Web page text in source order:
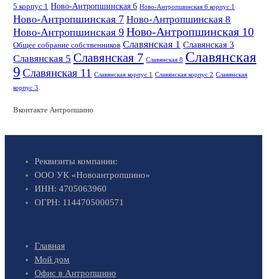
5 корпус 1 Ново-Антропшинская 6 Ново-Антропшинская 6 корпус 1
Ново-Антропшинская 7 Ново-Антропшинская 8
Ново-Антропшинская 9 Ново-Антропшинская 10
Общее собрание собственников Славянская 1 Славянская 3
Славянская 5 Славянская 7 Славянская 8 Славянская
9 Славянская 11 Славянская корпус 1 Славянская корпус 2 Славянская
корпус 3
Вконтакте Антропшино
Реквизиты компании:
ООО УК «Новоантропшино»
ИНН: 4705063960
ОГРН: 1144705000571
Главная
Мой дом
Офис в Антропшино